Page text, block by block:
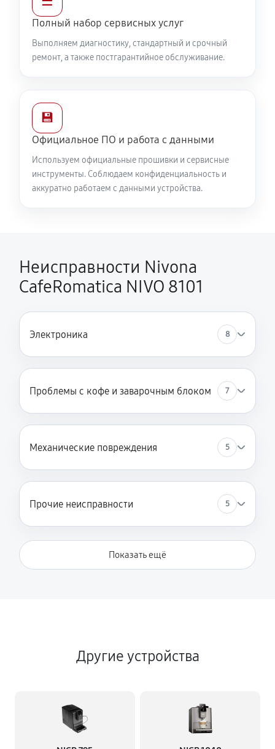
Полный набор сервисных услуг
Выполняем диагностику, стандартный и срочный
ремонт, а также постгарантийное обслуживание.
💾
Официальное ПО и работа с данными
Используем официальные прошивки и сервисные
инструменты. Соблюдаем конфиденциальность и
аккуратно работаем с данными устройства.
Неисправности Nivona
CafeRomatica NIVO 8101
Электроника 8
Проблемы с кофе и заварочным блоком 7
Механические повреждения 5
Прочие неисправности 5
Показать ещё
Другие устройства